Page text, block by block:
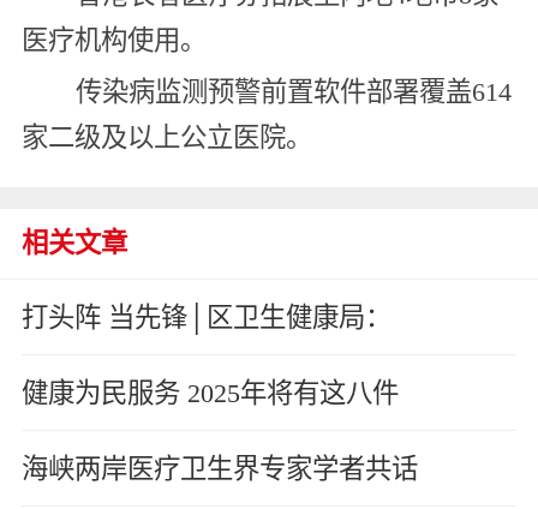
医疗机构使用。
传染病监测预警前置软件部署覆盖614
家二级及以上公立医院。
相关文章
打头阵 当先锋│区卫生健康局：
健康为民服务 2025年将有这八件
海峡两岸医疗卫生界专家学者共话